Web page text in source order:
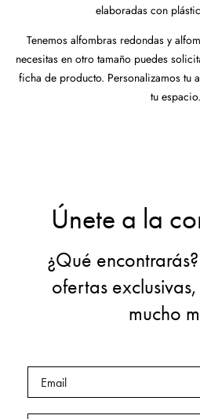
elaboradas con
Tenemos alfombras redondas y
necesitas en otro tamaño puedes
ficha de producto. Personalizamos tu
tu espacio.
Únete a la
¿Qué
ofertas
mucho